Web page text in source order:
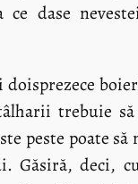
ce dase
doisprezece
trebuie
peste poate să
Găsiră, deci,